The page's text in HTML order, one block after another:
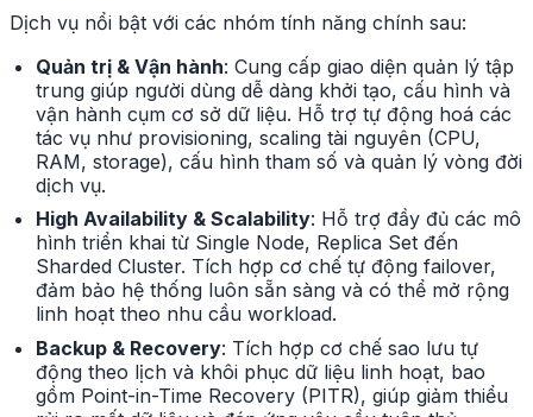
Dịch vụ nổi bật với các nhóm tính năng chính sau:
Quản trị & Vận hành: Cung cấp giao diện quản lý tập
trung giúp người dùng dễ dàng khởi tạo, cấu hình và
vận hành cụm cơ sở dữ liệu. Hỗ trợ tự động hoá các
tác vụ như provisioning, scaling tài nguyên (CPU,
RAM, storage), cấu hình tham số và quản lý vòng đời
dịch vụ.
High Availability & Scalability: Hỗ trợ đầy đủ các mô
hình triển khai từ Single Node, Replica Set đến
Sharded Cluster. Tích hợp cơ chế tự động failover,
đảm bảo hệ thống luôn sẵn sàng và có thể mở rộng
linh hoạt theo nhu cầu workload.
Backup & Recovery: Tích hợp cơ chế sao lưu tự
động theo lịch và khôi phục dữ liệu linh hoạt, bao
gồm Point-in-Time Recovery (PITR), giúp giảm thiểu